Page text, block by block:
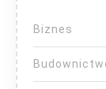
Biznes